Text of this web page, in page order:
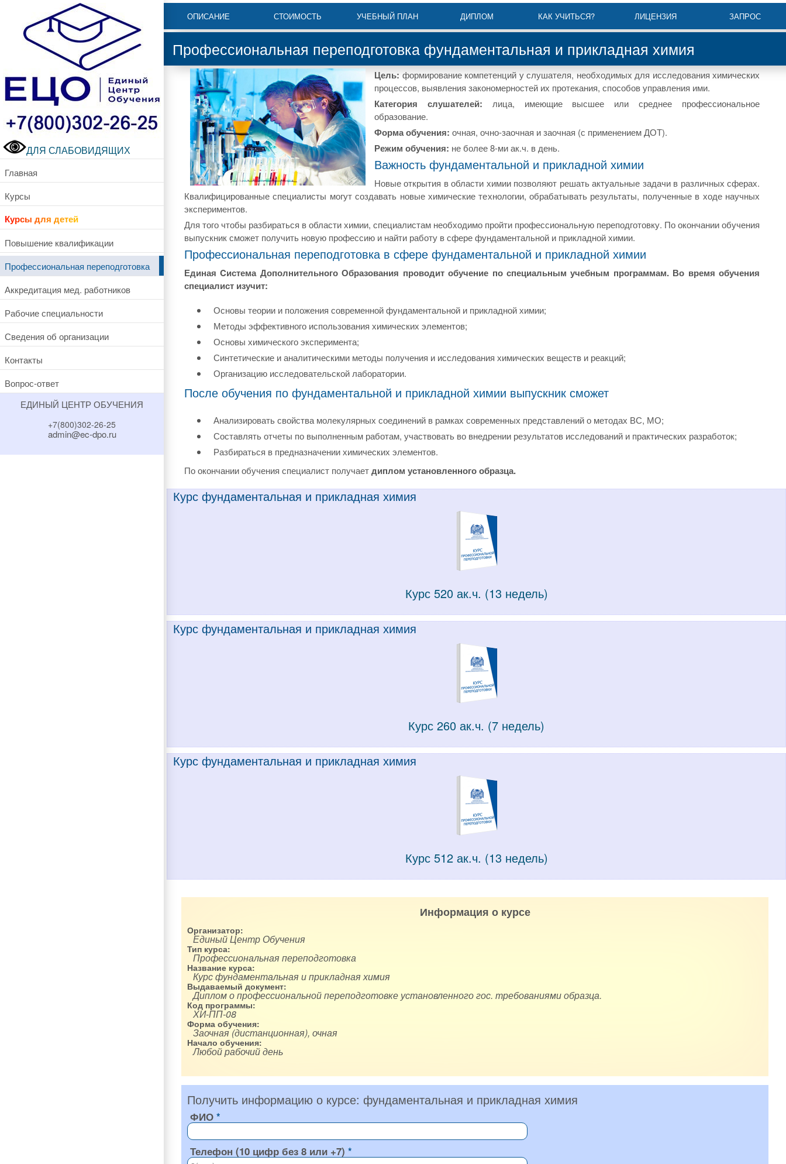
ДЛЯ СЛАБОВИДЯЩИХ
Главная
Курсы
Курсы для детей
Повышение квалификации
Профессиональная переподготовка
Аккредитация мед. работников
Рабочие специальности
Сведения об организации
Контакты
Вопрос-ответ
ЕДИНЫЙ ЦЕНТР ОБУЧЕНИЯ
+7(800)302-26-25
admin@ec-dpo.ru
ОПИСАНИЕ СТОИМОСТЬ УЧЕБНЫЙ ПЛАН ДИПЛОМ КАК УЧИТЬСЯ? ЛИЦЕНЗИЯ ЗАПРОС
Профессиональная переподготовка фундаментальная и прикладная химия
Цель: формирование компетенций у слушателя, необходимых для исследования химических
процессов, выявления закономерностей их протекания, способов управления ими.
Категория слушателей: лица, имеющие высшее или среднее профессиональное
образование.
Форма обучения: очная, очно-заочная и заочная (с применением ДОТ).
Режим обучения: не более 8-ми ак.ч. в день.
Важность фундаментальной и прикладной химии
Новые открытия в области химии позволяют решать актуальные задачи в различных сферах.
Квалифицированные специалисты могут создавать новые химические технологии, обрабатывать результаты, полученные в ходе научных
экспериментов.
Для того чтобы разбираться в области химии, специалистам необходимо пройти профессиональную переподготовку. По окончании обучения
выпускник сможет получить новую профессию и найти работу в сфере фундаментальной и прикладной химии.
Профессиональная переподготовка в сфере фундаментальной и прикладной химии
Единая Cистема Дополнительного Образования проводит обучение по специальным учебным программам. Во время обучения
специалист изучит:
Основы теории и положения современной фундаментальной и прикладной химии;
Методы эффективного использования химических элементов;
Основы химического эксперимента;
Синтетические и аналитическими методы получения и исследования химических веществ и реакций;
Организацию исследовательской лаборатории.
После обучения по фундаментальной и прикладной химии выпускник сможет
Анализировать свойства молекулярных соединений в рамках современных представлений о методах ВС, МО;
Составлять отчеты по выполненным работам, участвовать во внедрении результатов исследований и практических разработок;
Разбираться в предназначении химических элементов.
По окончании обучения специалист получаетдиплом установленного образца.
Курс фундаментальная и прикладная химия
Курс 520 ак.ч. (13 недель)
Курс фундаментальная и прикладная химия
Курс 260 ак.ч. (7 недель)
Курс фундаментальная и прикладная химия
Курс 512 ак.ч. (13 недель)
Информация о курсе
Организатор:
Единый Центр Обучения
Тип курса:
Профессиональная переподготовка
Название курса:
Курс фундаментальная и прикладная химия
Выдаваемый документ:
Диплом о профессиональной переподготовке установленного гос. требованиями образца.
Код программы:
ХИ-ПП-08
Форма обучения:
Заочная (дистанционная), очная
Начало обучения:
Любой рабочий день
Получить информацию о курсе: фундаментальная и прикладная химия
ФИО
Телефон (10 цифр без 8 или +7)